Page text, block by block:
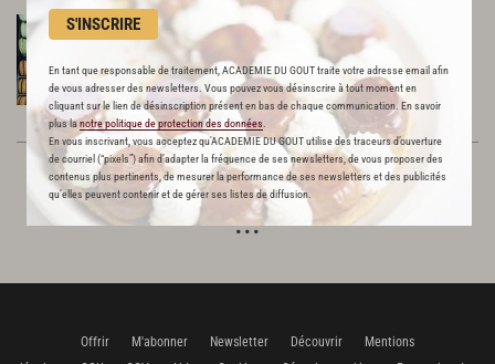
S'INSCRIRE
En tant que responsable de traitement, ACADEMIE DU GOUT traite votre adresse email afin
de vous adresser des newsletters. Vous pouvez vous désinscrire à tout moment en
cliquant sur le lien de désinscription présent en bas de chaque communication. En savoir
plus lanotre politique de protection des données
En vous inscrivant, vous acceptez qu'ACADEMIE DU GOUT utilise des traceurs d’ouverture
de courriel (“pixels”) afin d’adapter la fréquence de ses newsletters, de vous proposer des
contenus plus pertinents, de mesurer la performance de ses newsletters et des publicités
qu’elles peuvent contenir et de gérer ses listes de diffusion.
Patrick Mesiano
COMMERCE
35 boulevard Marinoni
06130Beaulieu-sur-Mer
<< < 4
Offrir M'abonner Newsletter Découvrir
Mentions